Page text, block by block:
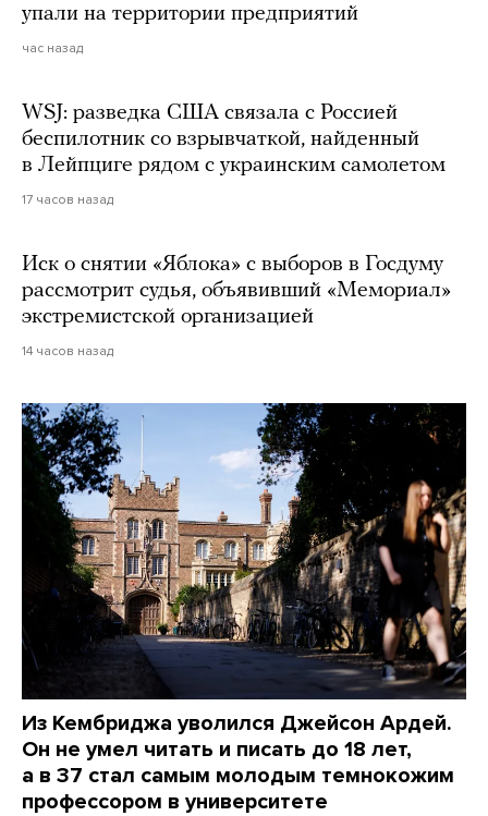
упали на территории предприятий
час назад
WSJ: разведка США связала с Россией
беспилотник со взрывчаткой, найденный
в Лейпциге рядом с украинским самолетом
17 часов назад
Иск о снятии «Яблока» с выборов в Госдуму
рассмотрит судья, объявивший «Мемориал»
экстремистской организацией
14 часов назад
Из Кембриджа уволился Джейсон Ардей.
Он не умел читать и писать до 18 лет,
а в 37 стал самым молодым темнокожим
профессором в университете